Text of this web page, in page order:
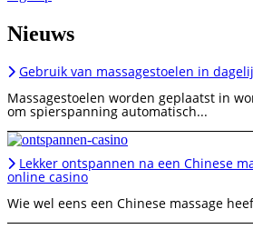
Nieuws
Gebruik van massagestoelen in
Massagestoelen worden geplaatst in
om spierspanning automatisch...
Lekker ontspannen na een Chinese
online casino
Wie wel eens een Chinese massage